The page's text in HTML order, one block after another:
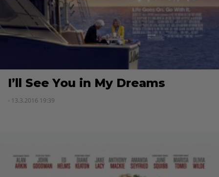
I’ll See You in My Dreams
- 13.3.2016 19:39